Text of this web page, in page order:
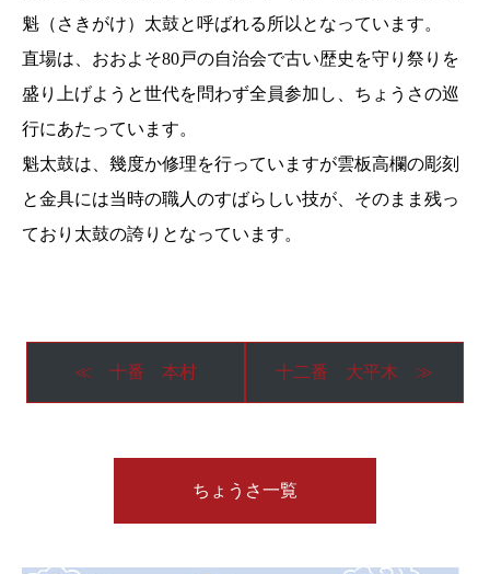
魁（さきがけ）太鼓と呼ばれる所以となっています。
直場は、おおよそ80戸の自治会で古い歴史を守り祭りを
盛り上げようと世代を問わず全員参加し、ちょうさの巡
行にあたっています。
魁太鼓は、幾度か修理を行っていますが雲板高欄の彫刻
と金具には当時の職人のすばらしい技が、そのまま残っ
ており太鼓の誇りとなっています。
≪ 十番 本村 十二番 大平木 ≫
ちょうさ一覧